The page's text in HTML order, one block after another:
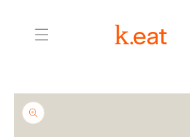
al contenido
directamente
a la
información